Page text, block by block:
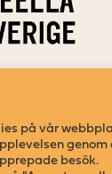
104 62
på vår
besök.